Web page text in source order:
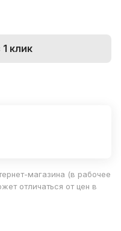
клик
магазина (в рабочее
отличаться от цен в